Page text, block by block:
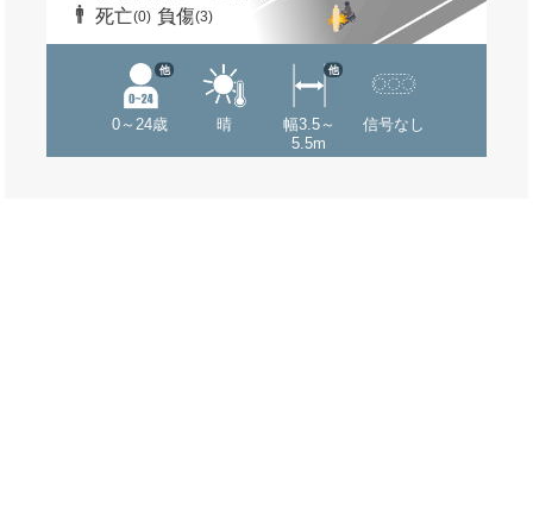
死亡(0) 負傷(3)
0～24歳
他
晴
幅3.5～
5.5m
他
信号なし